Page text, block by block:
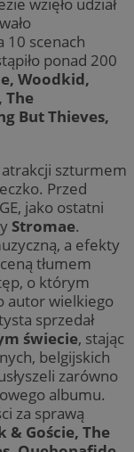
wzięło udział
10 scenach
ponad 200
Woodkid,
The
But Thieves,
atrakcji szturmem
Przed
jako ostatni
Stromae.
a efekty
tłumem
o którym
autor wielkiego
sprzedał
świecie, stając
belgijskich
zarówno
albumu.
za sprawą
& Goście, The